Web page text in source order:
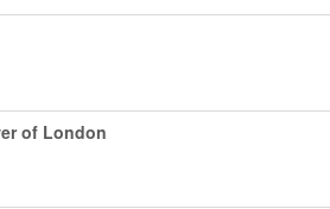
of London